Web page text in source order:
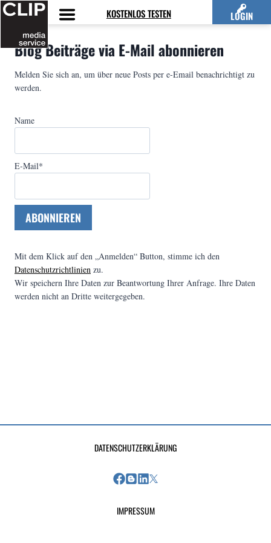
Zum
Inhalt
springen
KOSTENLOS TESTEN LOGIN
Blog Beiträge via E-Mail abonnieren
Melden Sie sich an, um über neue Posts per e-Email benachrichtigt zu
werden.
Name
E-Mail*
Mit dem Klick auf den „Anmelden“ Button, stimme ich den
Datenschutzrichtlinien zu.
Wir speichern Ihre Daten zur Beantwortung Ihrer Anfrage. Ihre Daten
werden nicht an Dritte weitergegeben.
DATENSCHUTZERKLÄRUNG
IMPRESSUM